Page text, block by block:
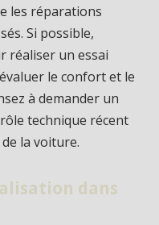
les réparations
Si possible,
réaliser un essai
le confort et le
à demander un
technique récent
la voiture.
dans